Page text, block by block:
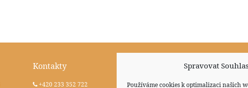
Spravovat
Používáme cookies k optimalizaci našich
Kontakty
+420 233 352 722
Sociální sítě